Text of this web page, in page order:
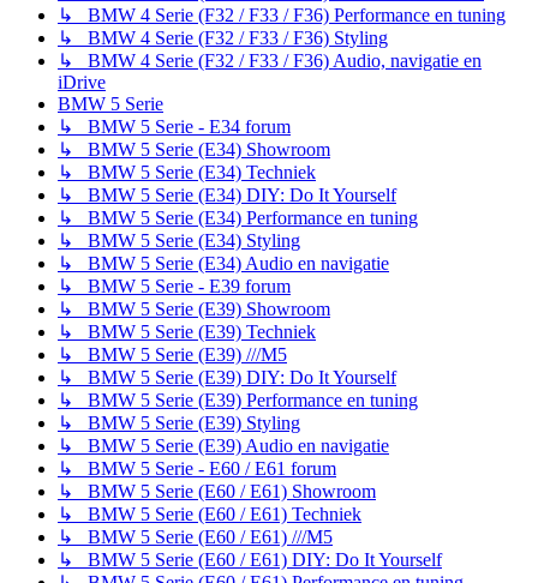
↳ BMW 4 Serie (F32 / F33 / F36) Performance en tuning
↳ BMW 4 Serie (F32 / F33 / F36) Styling
↳ BMW 4 Serie (F32 / F33 / F36) Audio, navigatie en
iDrive
BMW 5 Serie
↳ BMW 5 Serie - E34 forum
↳ BMW 5 Serie (E34) Showroom
↳ BMW 5 Serie (E34) Techniek
↳ BMW 5 Serie (E34) DIY: Do It Yourself
↳ BMW 5 Serie (E34) Performance en tuning
↳ BMW 5 Serie (E34) Styling
↳ BMW 5 Serie (E34) Audio en navigatie
↳ BMW 5 Serie - E39 forum
↳ BMW 5 Serie (E39) Showroom
↳ BMW 5 Serie (E39) Techniek
↳ BMW 5 Serie (E39) ///M5
↳ BMW 5 Serie (E39) DIY: Do It Yourself
↳ BMW 5 Serie (E39) Performance en tuning
↳ BMW 5 Serie (E39) Styling
↳ BMW 5 Serie (E39) Audio en navigatie
↳ BMW 5 Serie - E60 / E61 forum
↳ BMW 5 Serie (E60 / E61) Showroom
↳ BMW 5 Serie (E60 / E61) Techniek
↳ BMW 5 Serie (E60 / E61) ///M5
↳ BMW 5 Serie (E60 / E61) DIY: Do It Yourself